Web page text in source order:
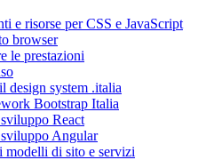
e risorse per CSS e JavaScript
browser
le prestazioni
design system .italia
Bootstrap Italia
React
Angular
modelli di sito e servizi